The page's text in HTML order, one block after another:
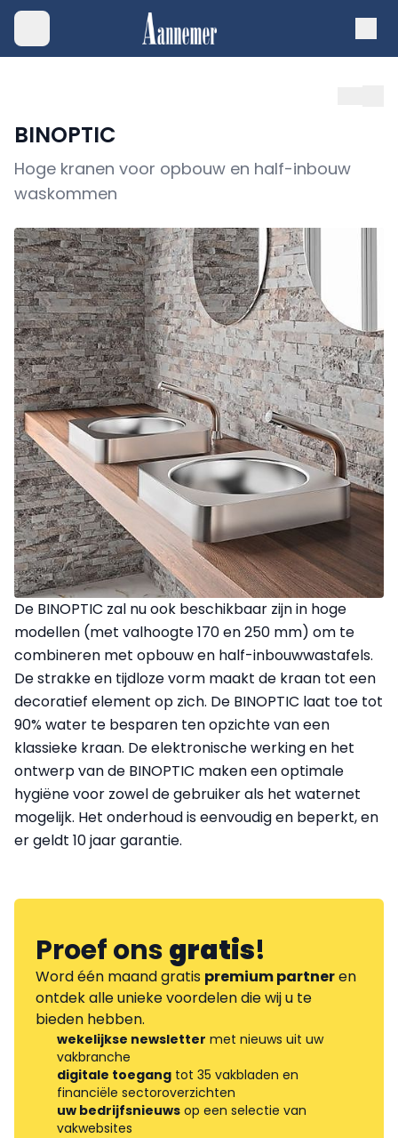
BINOPTIC
Hoge kranen voor opbouw en half-inbouw
waskommen
De BINOPTIC zal nu ook beschikbaar zijn in hoge
modellen (met valhoogte 170 en 250 mm) om te
combineren met opbouw en half-inbouwwastafels.
De strakke en tijdloze vorm maakt de kraan tot een
decoratief element op zich. De BINOPTIC laat toe tot
90% water te besparen ten opzichte van een
klassieke kraan. De elektronische werking en het
ontwerp van de BINOPTIC maken een optimale
hygiëne voor zowel de gebruiker als het waternet
mogelijk. Het onderhoud is eenvoudig en beperkt, en
er geldt 10 jaar garantie.
Proef onsgratis!
Word één maand gratis premium partneren
ontdek alle unieke voordelen die wij u te
bieden hebben.
wekelijkse newsletter met nieuws uit uw
vakbranche
digitale toegang tot 35 vakbladen en
financiële sectoroverzichten
uw bedrijfsnieuws op een selectie van
vakwebsites